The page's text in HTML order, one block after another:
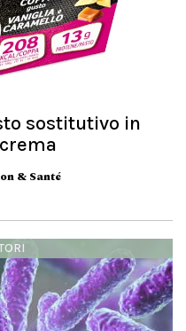
sostitutivo in
& Santé